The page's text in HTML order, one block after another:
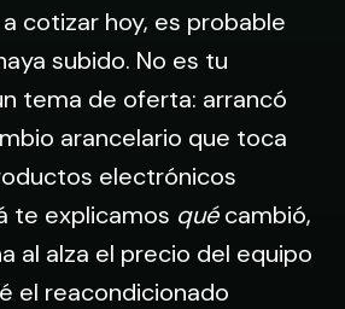
cotizar hoy, es probable
subido. No es tu
tema de oferta: arrancó
arancelario que toca
electrónicos
te explicamos quécambió,
al alza el precio del equipo
el reacondicionado